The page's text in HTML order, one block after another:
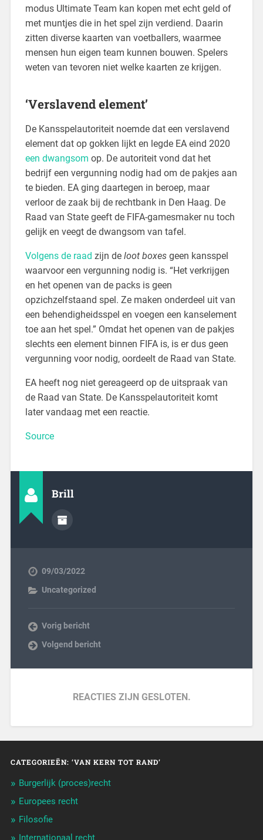
modus Ultimate Team kan kopen met echt geld of
met muntjes die in het spel zijn verdiend. Daarin
zitten diverse kaarten van voetballers, waarmee
mensen hun eigen team kunnen bouwen. Spelers
weten van tevoren niet welke kaarten ze krijgen.
‘Verslavend element’
De Kansspelautoriteit noemde dat een verslavend
element dat op gokken lijkt en legde EA eind 2020
een dwangsom op. De autoriteit vond dat het
bedrijf een vergunning nodig had om de pakjes aan
te bieden. EA ging daartegen in beroep, maar
verloor de zaak bij de rechtbank in Den Haag. De
Raad van State geeft de FIFA-gamesmaker nu toch
gelijk en veegt de dwangsom van tafel.
Volgens de raad zijn de loot boxesgeen kansspel
waarvoor een vergunning nodig is. “Het verkrijgen
en het openen van de packs is geen
opzichzelfstaand spel. Ze maken onderdeel uit van
een behendigheidsspel en voegen een kanselement
toe aan het spel.” Omdat het openen van de pakjes
slechts een element binnen FIFA is, is er dus geen
vergunning voor nodig, oordeelt de Raad van State.
EA heeft nog niet gereageerd op de uitspraak van
de Raad van State. De Kansspelautoriteit komt
later vandaag met een reactie.
Source
Brill
09/03/2022
Uncategorized
Vorig bericht
Volgend bericht
REACTIES ZIJN GESLOTEN.
CATEGORIEËN: ‘VAN KERN TOT RAND’
Burgerlijk (proces)recht
Europees recht
Filosofie
Internationaal recht